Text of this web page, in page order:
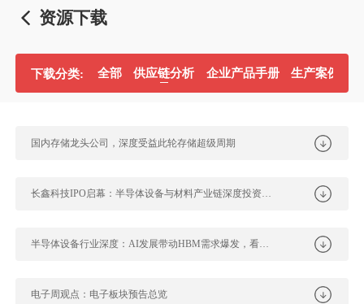
资源下载
下载分类: 全部 供应链分析 企业产品手册 生产案例分析
国内存储龙头公司，深度受益此轮存储超级周期
长鑫科技IPO启幕：半导体设备与材料产业链深度投资图谱
半导体设备行业深度：AI发展带动HBM需求爆发，看好半导体设备商充分受益
电子周观点：电子板块预告总览